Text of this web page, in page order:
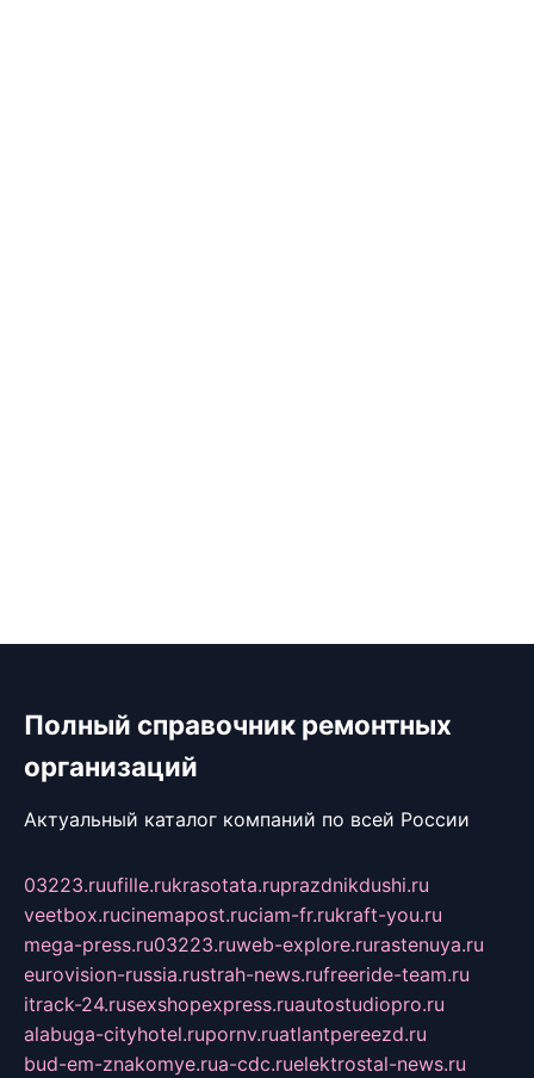
Полный справочник ремонтных
организаций
Актуальный каталог компаний по всей России
03223.ruufille.rukrasotata.ruprazdnikdushi.ru
veetbox.rucinemapost.ruciam-fr.rukraft-you.ru
mega-press.ru03223.ruweb-explore.rurastenuya.ru
eurovision-russia.rustrah-news.rufreeride-team.ru
itrack-24.rusexshopexpress.ruautostudiopro.ru
alabuga-cityhotel.rupornv.ruatlantpereezd.ru
bud-em-znakomye.rua-cdc.ruelektrostal-news.ru